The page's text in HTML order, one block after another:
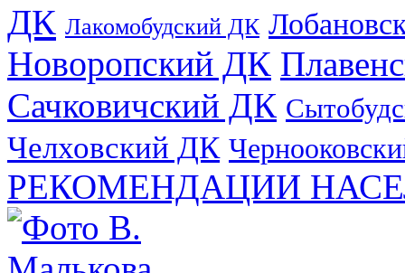
ДК Лакомобудский ДК
Новоропский ДК
Сачковичский ДК
Челховский ДК
РЕКОМЕНДАЦИИ